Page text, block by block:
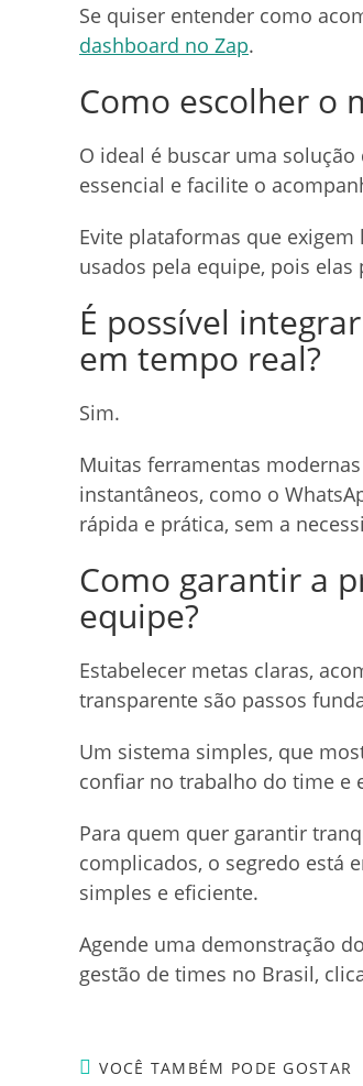
Se quiser entender como
dashboard no Zap.
Como escolher o
O ideal é buscar uma
essencial e facilite o
Evite plataformas que
usados pela equipe, pois
É possível
em tempo real?
Sim.
Muitas ferramentas
instantâneos, como o
rápida e prática, sem a
Como garantir a
equipe?
Estabelecer metas claras,
transparente são passos
Um sistema simples, que
confiar no trabalho do time e
Para quem quer garantir
complicados, o segredo está
simples e eficiente.
Agende uma demonstração
gestão de times no Brasil,
VOCÊ TAMBÉM PODE GOSTAR